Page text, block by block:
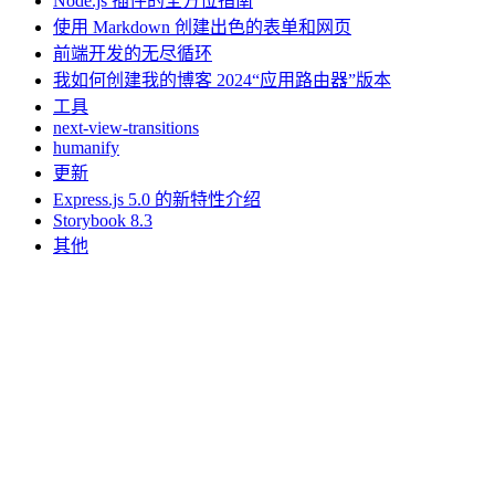
使用 Markdown 创建出色的表单和网页
前端开发的无尽循环
我如何创建我的博客 2024“应用路由器”版本
工具
next-view-transitions
humanify
更新
Express.js 5.0 的新特性介绍
Storybook 8.3
其他